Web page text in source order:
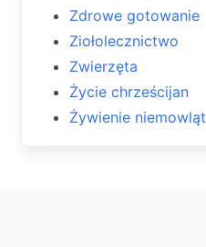
Zdrowe gotowanie
Ziołolecznictwo
Zwierzęta
Życie chrześcijan
Żywienie niemowląt